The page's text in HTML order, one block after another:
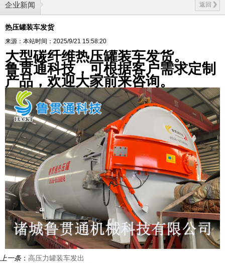
企业新闻 返回
热压罐装车发货
来源：本站时间：2025/9/21 15:58:20
大型碳纤维热压罐装车发货。
鲁贯通科技，可根据客户需求定制
产品，欢迎大家前来咨询。
上一条： 高压力罐装车发出
扫描微信二维码 X